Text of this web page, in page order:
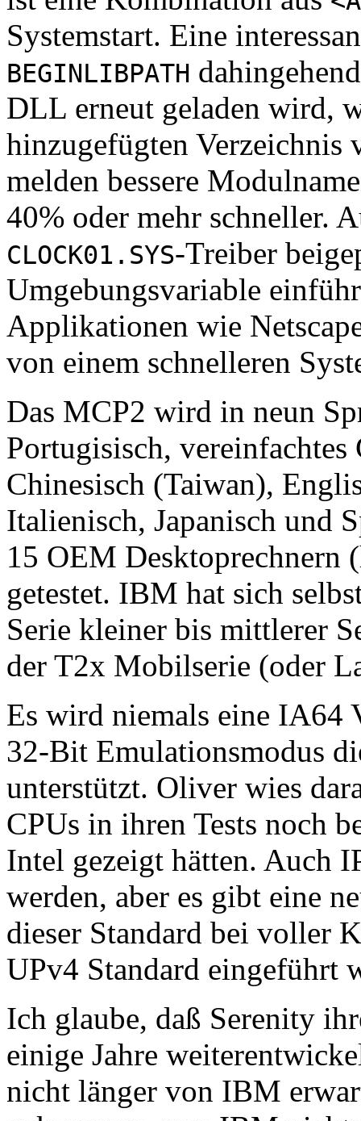
Systemstart. Eine
BEGINLIBPATH
DLL erneut geladen wird,
hinzugefügten Verzeichnis
melden bessere
40% oder mehr schneller.
CLOCK01.SYS-Treiber
Umgebungsvariable
Applikationen wie
von einem schnelleren
Das MCP2 wird in neun
Portugisisch,
Chinesisch (Taiwan),
Italienisch, Japanisch und
15 OEM Desktoprechnern
getestet. IBM hat sich
Serie kleiner bis mittlerer
der T2x Mobilserie (oder
Es wird niemals eine IA64
32-Bit Emulationsmodus
unterstützt. Oliver wies
CPUs in ihren Tests noch
Intel gezeigt hätten. Auch
werden, aber es gibt eine
dieser Standard bei voller
UPv4 Standard eingeführt
Ich glaube, daß Serenity
einige Jahre
nicht länger von IBM